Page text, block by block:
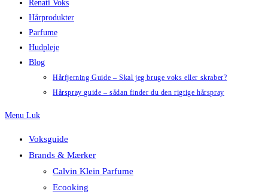
Renati Voks
Hårprodukter
Parfume
Hudpleje
Blog
Hårfjerning Guide – Skal jeg bruge voks eller skraber?
Hårspray guide – sådan finder du den rigtige hårspray
Menu Luk
Voksguide
Brands & Mærker
Calvin Klein Parfume
Ecooking